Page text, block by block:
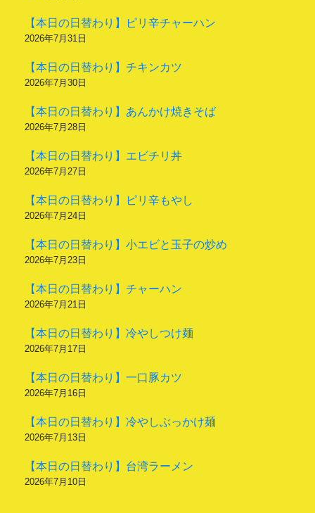
【本日の日替わり】ピリ辛チャーハン
2026年7月31日
【本日の日替わり】チキンカツ
2026年7月30日
【本日の日替わり】あんかけ焼きそば
2026年7月28日
【本日の日替わり】エビチリ丼
2026年7月27日
【本日の日替わり】ピリ辛もやし
2026年7月24日
【本日の日替わり】小エビと玉子の炒め
2026年7月23日
【本日の日替わり】チャーハン
2026年7月21日
【本日の日替わり】冷やしつけ麺
2026年7月17日
【本日の日替わり】一口豚カツ
2026年7月16日
【本日の日替わり】冷やしぶっかけ麺
2026年7月13日
【本日の日替わり】台湾ラーメン
2026年7月10日